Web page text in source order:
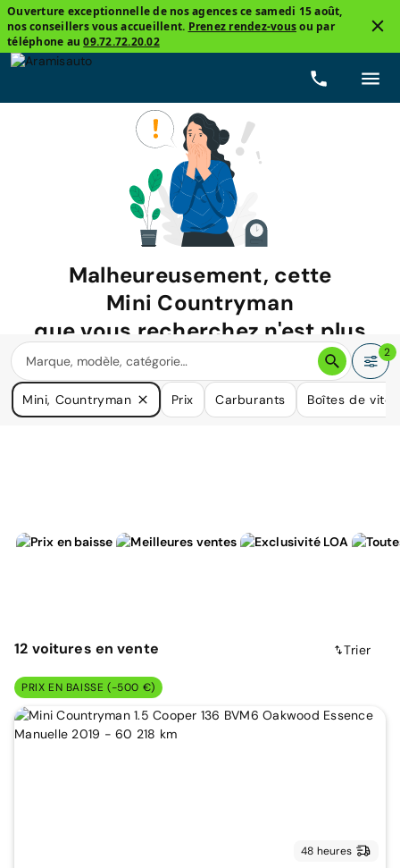
Ouverture exceptionnelle de nos agences ce samedi 15 août,
nos conseillers vous accueillent. Prenez rendez-vousou par
téléphone au09.72.72.20.02
Malheureusement, cette
Mini Countryman
que vous recherchez n'est plus
disponible.
Nous avons de nombreuses voitures qui pourraient répondre
à vos besoins.
2
Mini, Countryman Prix Carburants Boîtes de
12 voitures en vente Trier
PRIX EN BAISSE (-500 €)
48 heures